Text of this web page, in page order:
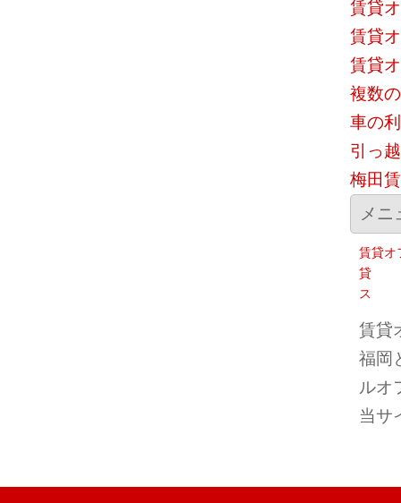
賃貸
賃貸
賃貸
複数
車の
引っ
梅田
メニ
賃貸オ
貸
ス
賃貸
福岡
ルオ
当サ